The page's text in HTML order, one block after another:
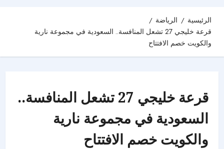
الرئيسية
الرياضة
قرعة خليجي 27 تشعل المنافسة.. السعودية في مجموعة نارية
والكويت خصم الافتتاح
قرعة خليجي 27 تشعل المنافسة..
السعودية في مجموعة نارية
والكويت خصم الافتتاح